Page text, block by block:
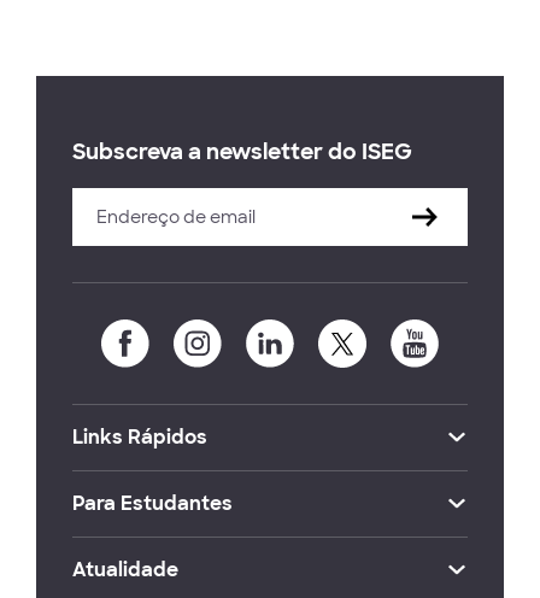
Subscreva a newsletter do ISEG
Links Rápidos
Para Estudantes
Atualidade